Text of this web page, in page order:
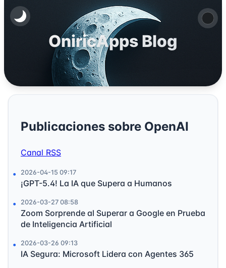
OniricApps Blog
Publicaciones sobre OpenAI
Canal RSS
2026-04-15 09:17
¡GPT-5.4! La IA que Supera a Humanos
2026-03-27 08:58
Zoom Sorprende al Superar a Google en Prueba
de Inteligencia Artificial
2026-03-26 09:13
IA Segura: Microsoft Lidera con Agentes 365